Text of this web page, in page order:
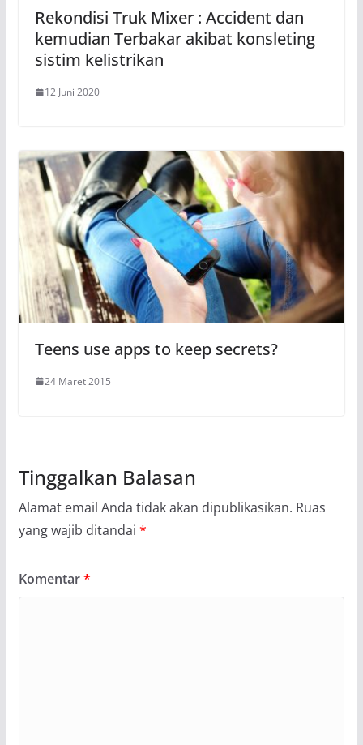
Rekondisi Truk Mixer : Accident dan
kemudian Terbakar akibat konsleting
sistim kelistrikan
12 Juni 2020
Teens use apps to keep secrets?
24 Maret 2015
Tinggalkan Balasan
Alamat email Anda tidak akan dipublikasikan. Ruas
yang wajib ditandai *
Komentar*